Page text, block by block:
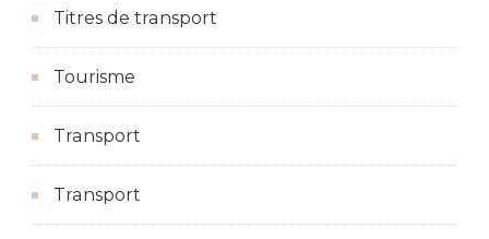
Titres de transport
Tourisme
Transport
Transport